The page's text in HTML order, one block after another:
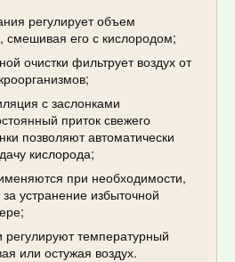
регулирует объем
смешивая его с кислородом;
очистки фильтрует воздух от
с заслонками
приток свежего
позволяют автоматически
кислорода;
при необходимости,
за устранение избыточной
температурный
или остужая воздух.